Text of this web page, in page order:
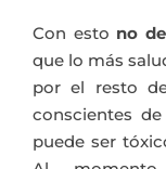
Con esto no
que lo más
por el resto
conscientes
puede ser